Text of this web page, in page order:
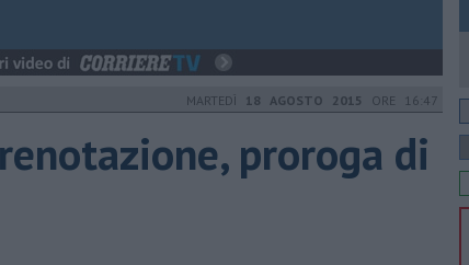
MARTEDÌ 18 AGOSTO 2015 ORE 16:47
proroga di